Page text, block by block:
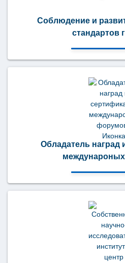
Соблюдение и
стандартов
Обладатель наград